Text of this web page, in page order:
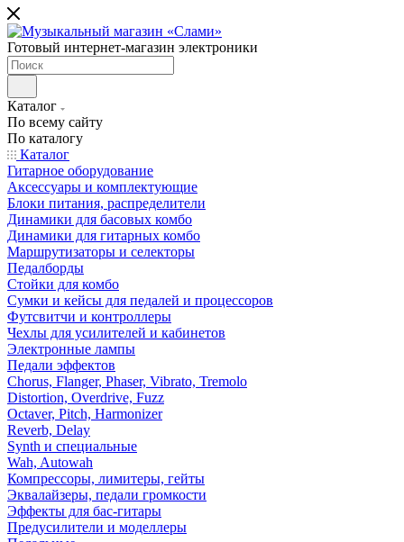
Готовый интернет-магазин электроники
Каталог
По всему сайту
По каталогу
Каталог
Гитарное оборудование
Аксессуары и комплектующие
Блоки питания, распределители
Динамики для басовых комбо
Динамики для гитарных комбо
Маршрутизаторы и селекторы
Педалборды
Стойки для комбо
Сумки и кейсы для педалей и процессоров
Футсвитчи и контроллеры
Чехлы для усилителей и кабинетов
Электронные лампы
Педали эффектов
Chorus, Flanger, Phaser, Vibrato, Tremolo
Distortion, Overdrive, Fuzz
Octaver, Pitch, Harmonizer
Reverb, Delay
Synth и специальные
Wah, Autowah
Компрессоры, лимитеры, гейты
Эквалайзеры, педали громкости
Эффекты для бас-гитары
Предусилители и моделлеры